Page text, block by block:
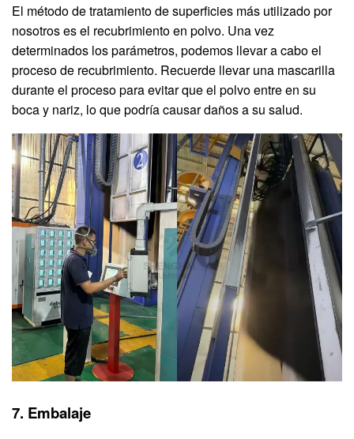
El método de tratamiento de superficies más utilizado por
nosotros es el recubrimiento en polvo. Una vez
determinados los parámetros, podemos llevar a cabo el
proceso de recubrimiento. Recuerde llevar una mascarilla
durante el proceso para evitar que el polvo entre en su
boca y nariz, lo que podría causar daños a su salud.
7. Embalaje